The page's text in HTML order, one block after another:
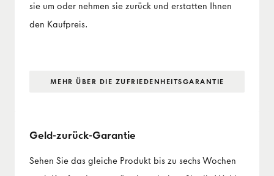
sie um oder nehmen sie zurück und erstatten Ihnen
den Kaufpreis.
MEHR ÜBER DIE ZUFRIEDENHEITS­GARANTIE
Geld-zurück-Garantie
Sehen Sie das gleiche Produkt bis zu sechs Wochen